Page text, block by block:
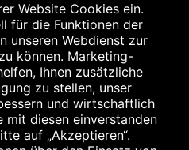
Der AEP ist keine
der Hersteller. Der AEP ist
gebrachter Preis für
in der Höhe dem für
zu dem eine
(z.B. bei Kindern unter 12
gesetzlichen
Website Cookies ein.
für die Funktionen der
unseren Webdienst zur
können. Marketing-
Ihnen zusätzliche
zu stellen, unser
und wirtschaftlich
mit diesen einverstanden
auf „Akzeptieren“.